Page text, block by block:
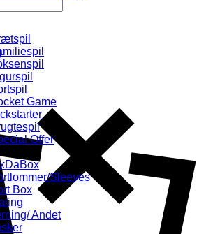
Game
Offer
Sleeves
Box
Andet